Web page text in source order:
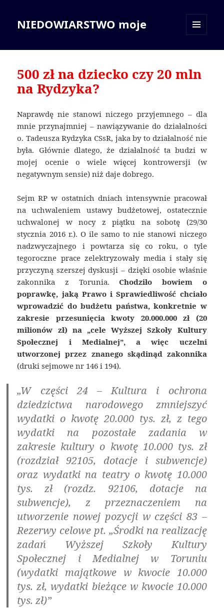
NIEDOWIARSTWO moje
500 zł na dziecko czy 20 mln
na Rydzyka?
Naprawdę nie stanowi niczego przyjemnego – dla
mnie przynajmniej – nawiązywanie do działalności
o. Tadeusza Rydzyka CSsR, jaka by to działalność nie
była. Głównie dlatego, że działalność ta budzi w
mojej ocenie o wiele więcej kontrowersji (w
negatywnym sensie) niż daje dobrego.
Sejm RP w ostatnich dniach intensywnie pracował
na uchwaleniem ustawy budżetowej, ostatecznie
uchwalonej w nocy z piątku na sobotę (29/30
stycznia 2016 r.). O ile samo to nie stanowi niczego
nadzwyczajnego i powtarza się co roku, o tyle
tegoroczne prace zelektryzowały media i stały się
przyczyną szerszej dyskusji – dzięki osobie właśnie
zakonnika z Torunia.Chodziło bowiem o
poprawkę, jaką Prawo i Sprawiedliwość chciało
wprowadzić do budżetu państwa, konkretnie w
zakresie przesunięcia kwoty 20.000.000 zł (20
milionów zł) na „cele Wyższej Szkoły Kultury
Społecznej i Medialnej”, a więc uczelni
utworzonej przez znanego skądinąd zakonnika
(druki sejmowe nr 146 i 194).
„W części 24 – Kultura i ochrona
dziedzictwa narodowego zmniejszyć
wydatki o kwotę 20.000 tys. zł, z tego
wydatki na pozostałe zadania w
zakresie kultury o kwotę 10.000 tys. zł
(rozdział 92105, dotacje i subwencje)
oraz wydatki na teatry o kwotę 10.000
tys. zł (rozdz. 92106, dotacje na
subwencje), z przeznaczeniem na
utworzenie nowej pozycji w części 83 –
Rezerwy celowe pt. „Środki na realizację
zadań Wyższej Szkoły Kultury
Społecznej i Medialnej w Toruniu
(wydatki majątkowe w kwocie 10.000
tys. zł, wydatki bieżące w kwocie 10.000
tys. zł)”